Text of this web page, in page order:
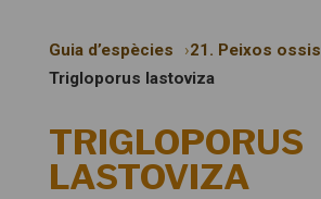
Guia d’espècies
21. Peixos ossis
Trigloporus lastoviza
TRIGLOPORUS
LASTOVIZA